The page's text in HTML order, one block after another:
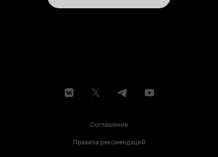
Соглашение
Правила рекомендаций